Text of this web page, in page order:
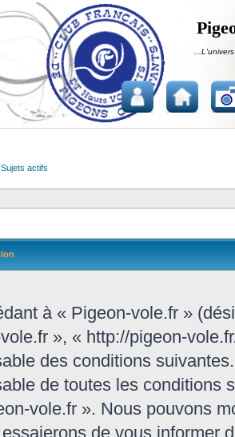
Sujets actifs
à « Pigeon-vole.fr »
», « http://pigeon-
des conditions
de toutes les conditions
vole.fr ». Nous pouvons
de vous informer